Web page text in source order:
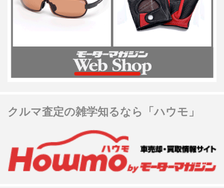
クルマ査定の雑学知るなら「ハウモ」